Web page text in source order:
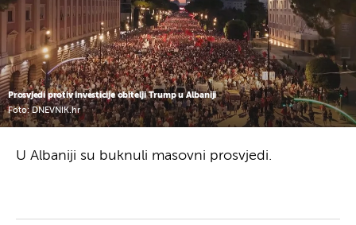
Prosvjedi protiv investicije obitelji Trump u Albaniji
Foto: DNEVNIK.hr
U Albaniji su buknuli masovni prosvjedi.